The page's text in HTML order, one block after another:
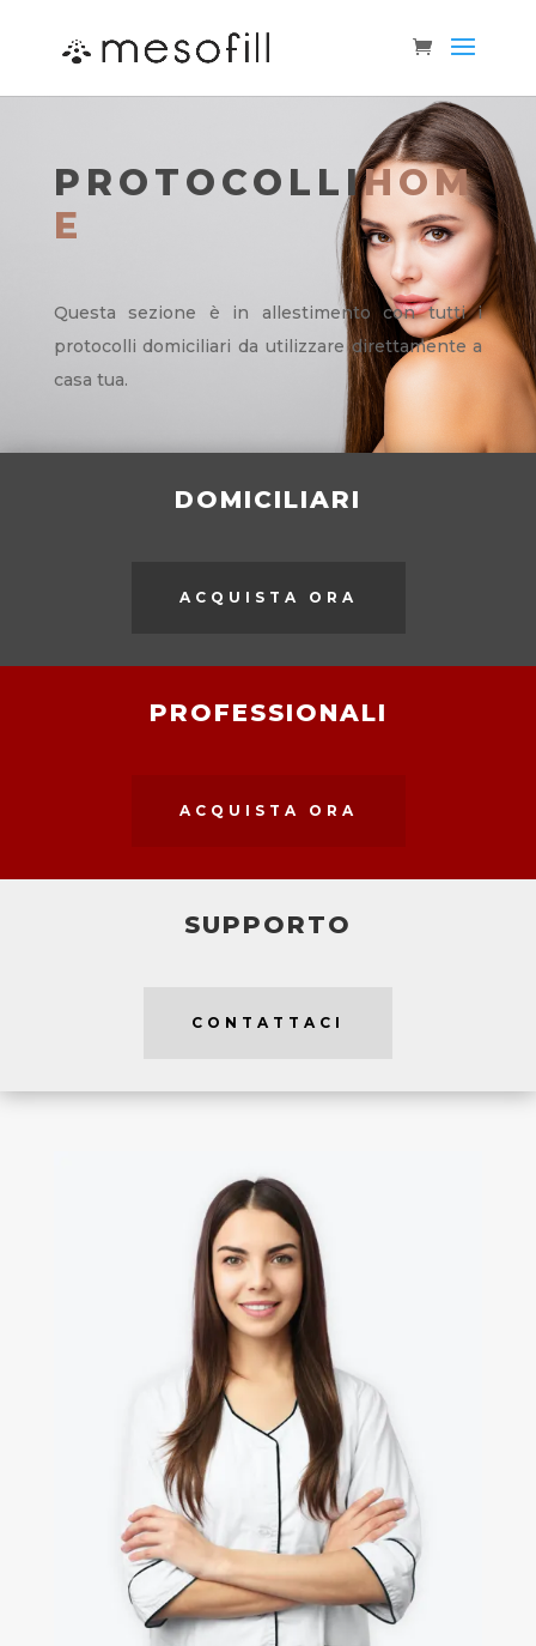
PROTOCOLLIHOM
E
Questa sezione è in allestimento con tutti i
protocolli domiciliari da utilizzare direttamente a
casa tua.
DOMICILIARI
ACQUISTA ORA
PROFESSIONALI
ACQUISTA ORA
SUPPORTO
CONTATTACI